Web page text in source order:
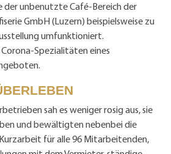
der un­benutzte Café-Bereich der
GmbH (Luzern) beispielsweise zu
umfunktioniert.
Spezialitäten eines
sah es weniger rosig aus, sie
und bewältigten nebenbei die
für alle 96 Mitarbeitenden,